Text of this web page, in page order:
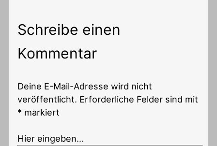
Schreibe einen
Kommentar
Deine E-Mail-Adresse wird nicht
veröffentlicht. Erforderliche Felder sind mit
* markiert
Hier eingeben…